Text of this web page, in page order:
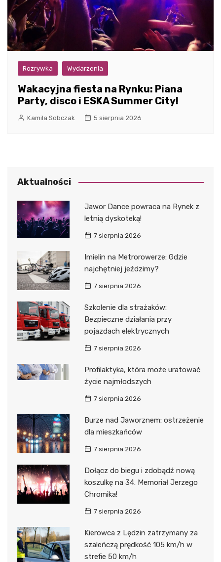
Rozrywka Wydarzenia
Wakacyjna fiesta na Rynku: Piana
Party, disco i ESKA Summer City!
Kamila Sobczak 5 sierpnia 2026
Aktualności
Jawor Dance powraca na Rynek z
letnią dyskoteką!
7 sierpnia 2026
Imielin na Metrorowerze: Gdzie
najchętniej jeździmy?
7 sierpnia 2026
Szkolenie dla strażaków:
Bezpieczne działania przy
pojazdach elektrycznych
7 sierpnia 2026
Profilaktyka, która może uratować
życie najmłodszych
7 sierpnia 2026
Burze nad Jaworznem: ostrzeżenie
dla mieszkańców
7 sierpnia 2026
Dołącz do biegu i zdobądź nową
koszulkę na 34. Memoriał Jerzego
Chromika!
7 sierpnia 2026
Kierowca z Lędzin zatrzymany za
szaleńczą prędkość 105 km/h w
strefie 50 km/h